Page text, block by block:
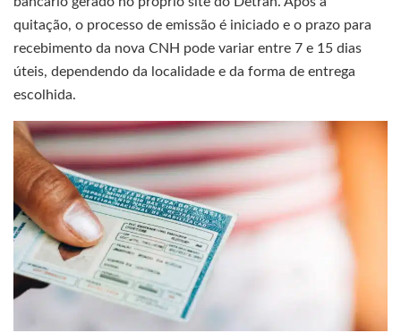
quitação, o processo de emissão é iniciado e o prazo para
recebimento da nova CNH pode variar entre 7 e 15 dias
úteis, dependendo da localidade e da forma de entrega
escolhida.